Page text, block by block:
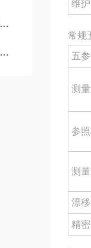
维
常规
五
测
参
测
漂移
精